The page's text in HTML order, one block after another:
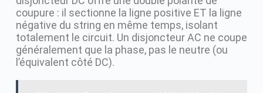
coupure : il sectionne la ligne positive ET la ligne
négative du string en même temps, isolant
totalement le circuit. Un disjoncteur AC ne coupe
généralement que la phase, pas le neutre (ou
l’équivalent côté DC).